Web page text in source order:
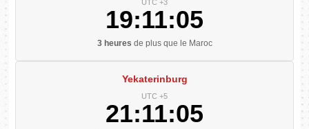
UTC +3
19:11:06
3 heures de plus que le Maroc
Yekaterinburg
UTC +5
21:11:06